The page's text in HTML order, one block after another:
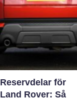
Reservdelar för
Land Rover: Så